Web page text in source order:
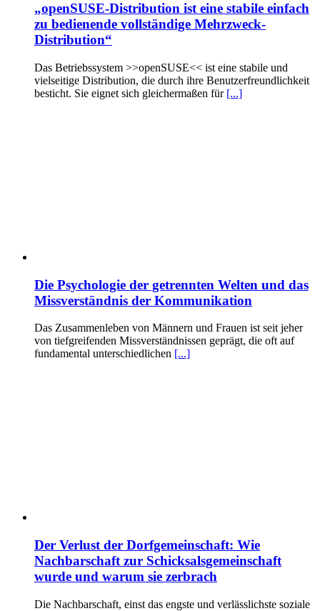
„openSUSE-Distribution ist eine stabile einfach
zu bedienende vollständige Mehrzweck-
Distribution“
Das Betriebssystem >>openSUSE<< ist eine stabile und
vielseitige Distribution, die durch ihre Benutzerfreundlichkeit
besticht. Sie eignet sich gleichermaßen für [...]
Die Psychologie der getrennten Welten und das
Missverständnis der Kommunikation
Das Zusammenleben von Männern und Frauen ist seit jeher
von tiefgreifenden Missverständnissen geprägt, die oft auf
fundamental unterschiedlichen [...]
Der Verlust der Dorfgemeinschaft: Wie
Nachbarschaft zur Schicksalsgemeinschaft
wurde und warum sie zerbrach
Die Nachbarschaft, einst das engste und verlässlichste soziale